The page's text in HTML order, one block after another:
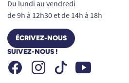
Du lundi au vendredi
de 9h à 12h30 et de 14h à 18h
ÉCRIVEZ-NOUS
SUIVEZ-NOUS !
FacebookInstagramTiktok Youtube